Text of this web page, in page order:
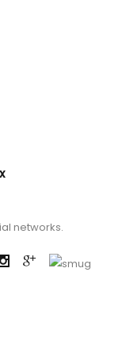
networks.